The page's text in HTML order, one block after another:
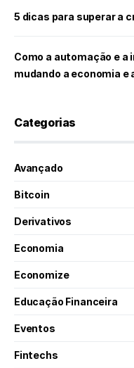
5 dicas para superar a
Como a automação e
mudando a economia e
Categorias
Avançado
Bitcoin
Derivativos
Economia
Economize
Educação Financeira
Eventos
Fintechs